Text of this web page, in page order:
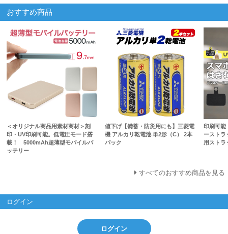
おすすめ商品
＜オリジナル商品用素材商材＞刻
印・UV印刷可能。低電圧モード搭
載！ 5000mAh超薄型モバイルバ
ッテリー
値下げ【備蓄・防災用にも】三菱電
機 アルカリ乾電池 単2形（C） 2本
パック
印刷可能
ースト
用スト
すべてのおすすめ商品を見る
ログイン
ログイン